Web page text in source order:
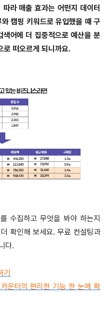
라 매출 효과는 어떤지 데이터
캠핑 키워드로 유입했을 때 구
어에 더 집중적으로 예산을 분
로 떠오르게 되니까요.
수집하고 무엇을 봐야 하는지
확인해 보세요. 무료 컨설팅과
다.
운터의 편리한 기능 한 눈에 확